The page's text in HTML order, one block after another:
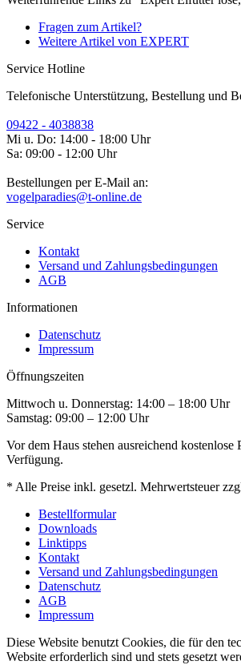
Fragen zum Artikel?
Weitere Artikel von EXPERT
Service Hotline
Telefonische Unterstützung, Bestellung und
09422 - 4038838
Mi u. Do: 14:00 - 18:00 Uhr
Sa: 09:00 - 12:00 Uhr
Bestellungen per E-Mail an:
vogelparadies@t-online.de
Service
Kontakt
Versand und Zahlungsbedingungen
AGB
Informationen
Datenschutz
Impressum
Öffnungszeiten
Mittwoch u. Donnerstag: 14:00 – 18:00 Uhr
Samstag: 09:00 – 12:00 Uhr
Vor dem Haus stehen ausreichend kostenlose
Verfügung.
* Alle Preise inkl. gesetzl. Mehrwertsteuer
Bestellformular
Downloads
Linktipps
Kontakt
Versand und Zahlungsbedingungen
Datenschutz
AGB
Impressum
Diese Website benutzt Cookies, die für den
Website erforderlich sind und stets gesetzt